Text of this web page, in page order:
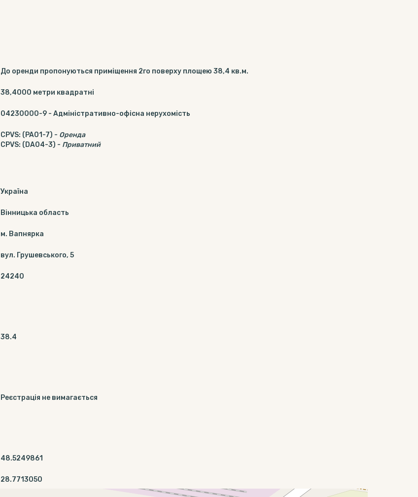
До оренди пропонуються приміщення 2го поверху площею 38,4 кв.м.
38,4000 метри квадратні
04230000-9 - Адміністративно-офісна нерухомість
CPVS: (PA01-7) - Оренда
CPVS: (DA04-3) - Приватний
Україна
Вінницька область
м. Вапнярка
вул. Грушевського, 5
24240
38.4
Реєстрація не вимагається
48.5249861
28.7713050